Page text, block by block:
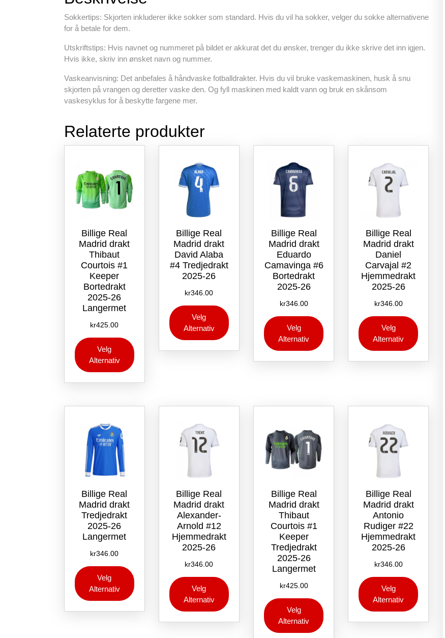
o
k
p
Sokkertips: Skjorten inkluderer ikke sokker som standard. Hvis du vil ha sokker, velger du sokke alternativene
for å betale for dem.
Utskriftstips: Hvis navnet og nummeret på bildet er akkurat det du ønsker, trenger du ikke skrive det inn igjen.
Hvis ikke, skriv inn ønsket navn og nummer.
Vaskeanvisning: Det anbefales å håndvaske fotballdrakter. Hvis du vil bruke vaskemaskinen, husk å snu
skjorten på vrangen og deretter vaske den. Og fyll maskinen med kaldt vann og bruk en skånsom
vaskesyklus for å beskytte fargene mer.
Relaterte produkter
Billige Real
Madrid drakt
Thibaut
Courtois #1
Keeper
Bortedrakt
2025-26
Langermet
kr425.00
Velg
Alternativ
produktet
har
varianter.
kan
Billige Real
Madrid drakt
David Alaba
#4 Tredjedrakt
2025-26
kr346.00
Velg
Alternativ
produktet
har
varianter.
Alternativene
produktsiden
Billige Real
Madrid drakt
Eduardo
Camavinga #6
Bortedrakt
2025-26
kr346.00
Velg
Alternativ
produktet
har
varianter.
på
Billige Real
Madrid drakt
Daniel
Carvajal #2
Hjemmedrakt
2025-26
kr346.00
Velg
Alternativ
produktet
har
varianter.
på
Billige Real
Madrid drakt
Tredjedrakt
2025-26
Langermet
kr346.00
Velg
Alternativ
produktet
har
varianter.
Alternativene
Billige Real
Madrid drakt
Alexander-
Arnold #12
Hjemmedrakt
2025-26
kr346.00
Velg
Alternativ
produktet
har
varianter.
Billige Real
Madrid drakt
Thibaut
Courtois #1
Keeper
Tredjedrakt
2025-26
Langermet
kr425.00
Velg
Alternativ
produktet
har
Billige Real
Madrid drakt
Antonio
Rudiger #22
Hjemmedrakt
2025-26
kr346.00
Velg
Alternativ
produktet
har
varianter.